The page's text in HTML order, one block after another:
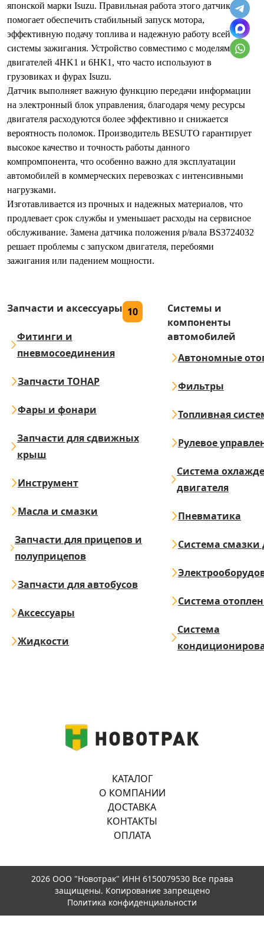
японской марки Isuzu. Правильная работа этого датчика
помогает обеспечить стабильный запуск мотора,
эффективную подачу топлива и надежную работу всей
системы зажигания. Устройство совместимо с моделями
двигателей 4HK1 и 6HK1, что часто используют в
грузовиках и фурах Isuzu.
Датчик выполняет важную функцию передачи информации
на электронный блок управления, благодаря чему ресурсы
двигателя расходуются более эффективно и снижается
вероятность поломок. Производитель BESUTO гарантирует
высокое качество и точность работы данного
компромпонента, что особенно важно для эксплуатации
автомобилей в коммерческих перевозках с интенсивными
нагрузками.
Изготавливается из прочных и надежных материалов, что
продлевает срок службы и уменьшает расходы на сервисное
обслуживание. Замена датчика положения р/вала BS3724032
решает проблемы с запуском двигателя, перебоями
зажигания или падением мощности.
Запчасти и аксессуары 10
Фитинги и
пневмосоединения
Запчасти ТОНАР
Фары и фонари
Запчасти для сдвижных
крыш
Инструмент
Масла и смазки
Запчасти для прицепов и
полуприцепов
Запчасти для автобусов
Аксессуары
Жидкости
Системы и
компоненты
автомобилей
Автономные
Фильтры
Топливная
Рулевое
Система
двигателя
Пневматика
Система смазки
Система
Система
КАТАЛОГ
О КОМПАНИИ
ДОСТАВКА
КОНТАКТЫ
ОПЛАТА
2026 ООО "Новотрак" ИНН 6150079530 Все права
защищены. Копирование запрещено
Политика конфиденциальности